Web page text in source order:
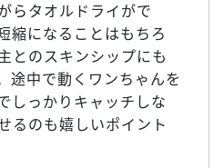
らタオルドライがで
縮になることはもちろ
とのスキンシップにも
途中で動くワンちゃんを
しっかりキャッチしな
るのも嬉しいポイント